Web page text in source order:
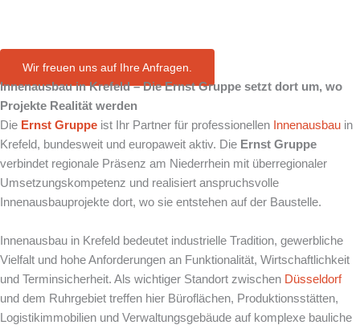
Wir freuen uns auf Ihre Anfragen.
Innenausbau inKrefeld– Die Ernst Gruppe setzt dort um, wo
Projekte Realität werden
Die Ernst Gruppe ist Ihr Partner für professionellen Innenausbau in
Krefeld, bundesweit und europaweit aktiv. Die Ernst Gruppe
verbindet regionale Präsenz am Niederrhein mit überregionaler
Umsetzungskompetenz und realisiert anspruchsvolle
Innenausbauprojekte dort, wo sie entstehen auf der Baustelle.
Innenausbau in Krefeld bedeutet industrielle Tradition, gewerbliche
Vielfalt und hohe Anforderungen an Funktionalität, Wirtschaftlichkeit
und Terminsicherheit. Als wichtiger Standort zwischen Düsseldorf
und dem Ruhrgebiet treffen hier Büroflächen, Produktionsstätten,
Logistikimmobilien und Verwaltungsgebäude auf komplexe bauliche